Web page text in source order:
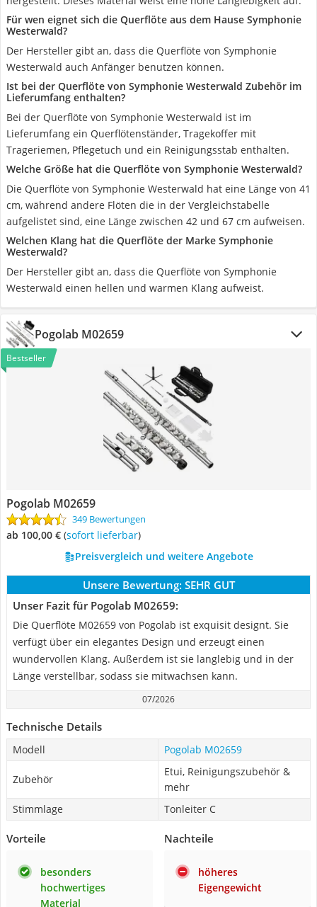
Für wen eignet sich die Querflöte aus dem Hause Symphonie
Westerwald?
Der Hersteller gibt an, dass die Querflöte von Symphonie
Westerwald auch Anfänger benutzen können.
Ist bei der Querflöte von Symphonie Westerwald Zubehör im
Lieferumfang enthalten?
Bei der Querflöte von Symphonie Westerwald ist im
Lieferumfang ein Querflötenständer, Tragekoffer mit
Trageriemen, Pflegetuch und ein Reinigungsstab enthalten.
Welche Größe hat die Querflöte von Symphonie Westerwald?
Die Querflöte von Symphonie Westerwald hat eine Länge von 41
cm, während andere Flöten die in der Vergleichstabelle
aufgelistet sind, eine Länge zwischen 42 und 67 cm aufweisen.
Welchen Klang hat die Querflöte der Marke Symphonie
Westerwald?
Der Hersteller gibt an, dass die Querflöte von Symphonie
Westerwald einen hellen und warmen Klang aufweist.
Pogolab M02659
Bestseller
Pogolab M02659
349 Bewertungen
ab 100,00 € ( Sofort lieferbar)
Preisvergleich und weitere Angebote
Unsere Bewertung: SEHR GUT
Unser Fazit für Pogolab M02659:
Die Querflöte M02659 von Pogolab ist exquisit designt. Sie
verfügt über ein elegantes Design und erzeugt einen
wundervollen Klang. Außerdem ist sie langlebig und in der
Länge verstellbar, sodass sie mitwachsen kann.
07/2026
Technische Details
Modell Pogolab M02659
Zubehör
Etui, Reinigungszubehör &
mehr
Stimmlage
Tonleiter C
Vorteile
besonders
hochwertiges
Material
Nachteile
höheres
Eigengewicht